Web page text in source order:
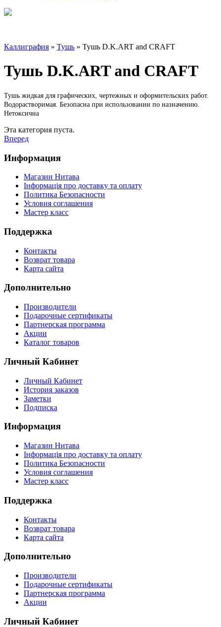
Каллиграфия » Тушь » Тушь D.K.ART and CRAFT
Тушь D.K.ART and CRAFT
Тушь жидкая для графических, чертежных и оформительских работ.
Водорастворимая. Безопасна при использовании по назначению.
Нетоксична
Эта категория пуста.
Вперед
Информация
Магазин Нитава
Інформація про доставку та оплату
Политика Безопасности
Условия соглашения
Мастер класс
Поддержка
Контакты
Возврат товара
Карта сайта
Дополнительно
Производители
Подарочные сертификаты
Партнерская программа
Акции
Каталог товаров
Личный Кабинет
Личный Кабинет
История заказов
Заметки
Подписка
Информация
Магазин Нитава
Інформація про доставку та оплату
Политика Безопасности
Условия соглашения
Мастер класс
Поддержка
Контакты
Возврат товара
Карта сайта
Дополнительно
Производители
Подарочные сертификаты
Партнерская программа
Акции
Личный Кабинет